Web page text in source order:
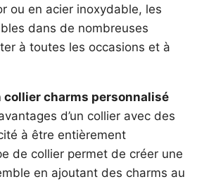
ou en acier inoxydable, les
dans de nombreuses
à toutes les occasions et à
collier charms personnalisé
d’un collier avec des
à être entièrement
de collier permet de créer une
en ajoutant des charms au